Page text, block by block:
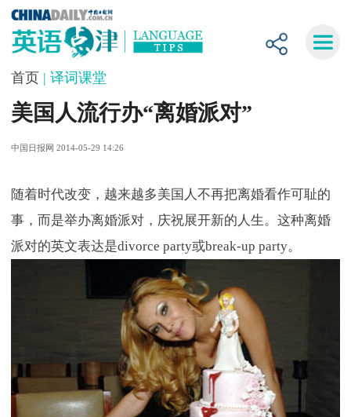
首页 | 译词课堂
美国人流行办“离婚派对”
中国日报网 2014-05-29 14:26
随着时代改变，越来越多美国人不再把离婚看作可耻的
事，而是举办离婚派对，庆祝展开新的人生。这种离婚
派对的英文表达是divorce party或break-up party。